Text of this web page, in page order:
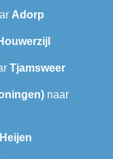
Adorp
Tjamsweer
naar
Heijen